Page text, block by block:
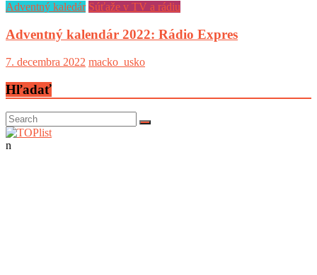
Adventný kaledár Súťaže v TV a rádiu
Adventný kalendár 2022: Rádio Expres
7. decembra 2022 macko_usko
Hľadať
n